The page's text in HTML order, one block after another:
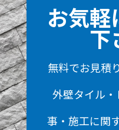
お気軽
下
無料でお見積
外壁タイル
事・施工に関